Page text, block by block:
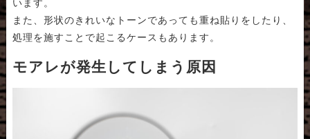
います。
また、形状のきれいなトーンであっても重ね貼りをしたり、
処理を施すことで起こるケースもあります。
モアレが発生してしまう原因